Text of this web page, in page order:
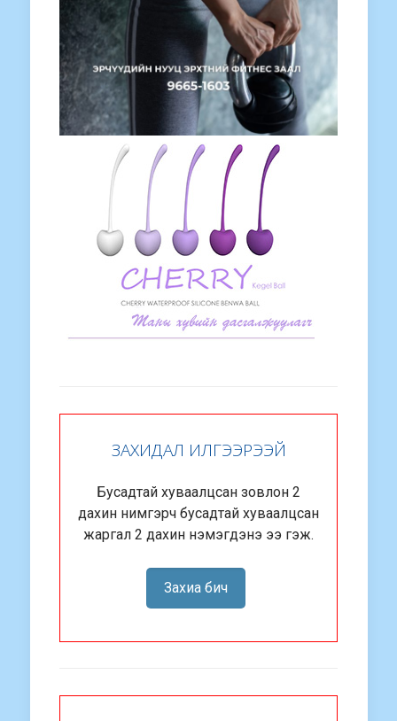
ЗАХИДАЛ ИЛГЭЭРЭЭЙ
Бусадтай хуваалцсан зовлон 2
дахин нимгэрч бусадтай хуваалцсан
жаргал 2 дахин нэмэгдэнэ ээ гэж.
Захиа бич